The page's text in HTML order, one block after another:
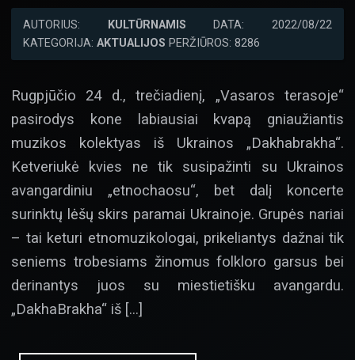
AUTORIUS: KULTŪRNAMIS DATA: 2022/08/22
KATEGORIJA: AKTUALIJOS PERŽIŪROS: 8286
Rugpjūčio 24 d., trečiadienį, „Vasaros terasoje“
pasirodys kone labiausiai kvapą gniaužiantis
muzikos kolektyas iš Ukrainos „Dakhabrakha“.
Ketveriukė kvies ne tik susipažinti su Ukrainos
avangardiniu „etnochaosu“, bet dalį koncerte
surinktų lėšų skirs paramai Ukrainoje. Grupės nariai
– tai keturi etnomuzikologai, prikeliantys dažnai tik
seniems trobesiams žinomus folkloro garsus bei
derinantys juos su miestietišku avangardu.
„DakhaBrakha“ iš […]